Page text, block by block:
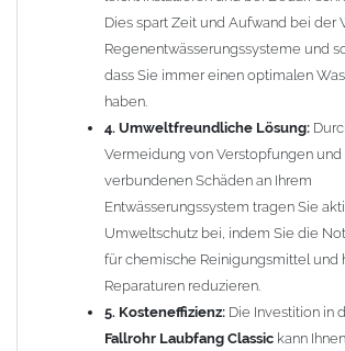
den Korb mit dem gesammeltenLaub
Einfache Montage:
ca. 34cm aus dem Fallrohr heraussägen
Laubfänger Classicdazwischen
FERTIG!
Einbautipps:
Der nachträgliche Einbau ist problemlos.
Heraussägen eines ca. 34cm langen
Laubfangvorrichtung Classicleicht in bereits
einsetzen. DieLaubfangvorrichtung
Dies spart Zeit und Aufwand bei der
Regenentwässerungssysteme und
dass Sie immer einen optimalen
haben.
4. Umweltfreundliche Lösung:
Vermeidung von Verstopfungen
verbundenen Schäden an Ihrem
Entwässerungssystem tragen Sie
Umweltschutz bei, indem Sie die
für chemische Reinigungsmittel und
Reparaturen reduzieren.
5. Kosteneffizienz: Die Investition in
Fallrohr Laubfang Classic kann